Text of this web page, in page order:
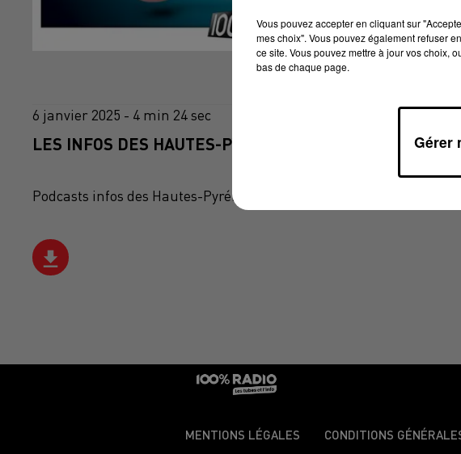
6 janvier 2025 - 4 min 24 sec
LES INFOS DES HAUTES-PYRÉNÉES DU 06/01/2025 À
Podcasts infos des Hautes-Pyrénées
MENTIONS LÉGALES CONDITIONS
Vous pouvez accepter en cliquant sur
mes choix". Vous pouvez également refuser
ce site. Vous pouvez mettre à jour vos choix,
bas de chaque page.
Gérer